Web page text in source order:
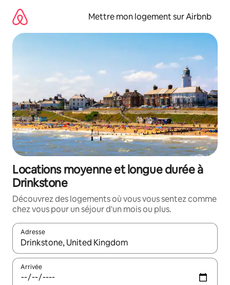
directement
contenu
Mettre mon logement sur Airbnb
Locations moyenne et longue durée à
Drinkstone
Découvrez des logements où vous vous sentez comme
chez vous pour un séjour d'un mois ou plus.
Adresse
Lorsque les résultats s'affichent, utilisez les flèches vers le
Arrivée